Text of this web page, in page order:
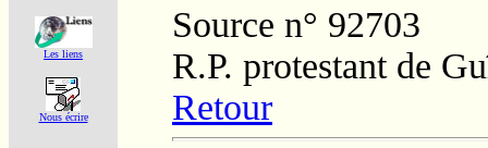
Les liens
Nous écrire
Source n° 92703
R.P. protestant de
Retour